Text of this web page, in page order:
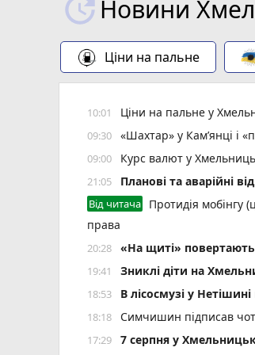
Новини
Ціни на пальне
10:01 Ціни на пальне у
09:30 «Шахтар» у Камʼянці і
09:00 Курс валют у
21:05 Планові та аварійні
Від читача
Протидія мобінгу
права
20:28 «На щиті»
19:41 Зниклі діти на
18:53 В лісосмузі у
18:18 Симчишин підписав
17:29 7 серпня у